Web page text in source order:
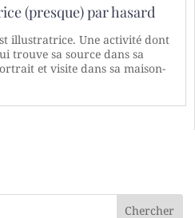
(presque) par hasard
illustratrice. Une activité dont
trouve sa source dans sa
et visite dans sa maison-